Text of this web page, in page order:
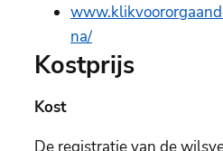
na/
Kostprijs
Kost